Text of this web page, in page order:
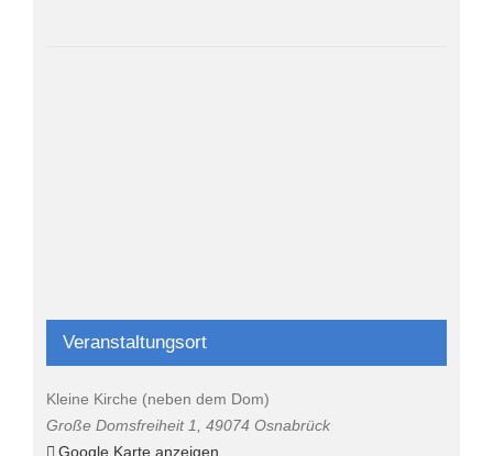
Veranstaltungsort
Kleine Kirche (neben dem Dom)
Große Domsfreiheit 1
49074 Osnabrück
Google Karte anzeigen